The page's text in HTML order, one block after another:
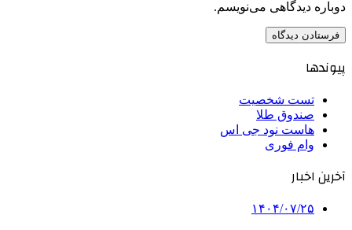
دوباره دیدگاهی می‌نویسم.
پیوندها
تست شخصیت
صندوق طلا
هاست نود جی اس
وام فوری
آخرین اخبار
۱۴۰۴/۰۷/۲۵